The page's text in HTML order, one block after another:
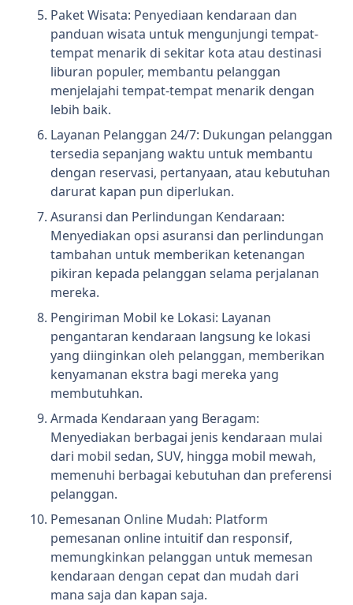
Paket Wisata: Penyediaan kendaraan dan
panduan wisata untuk mengunjungi tempat-
tempat menarik di sekitar kota atau destinasi
liburan populer, membantu pelanggan
menjelajahi tempat-tempat menarik dengan
lebih baik.
Layanan Pelanggan 24/7: Dukungan pelanggan
tersedia sepanjang waktu untuk membantu
dengan reservasi, pertanyaan, atau kebutuhan
darurat kapan pun diperlukan.
Asuransi dan Perlindungan Kendaraan:
Menyediakan opsi asuransi dan perlindungan
tambahan untuk memberikan ketenangan
pikiran kepada pelanggan selama perjalanan
mereka.
Pengiriman Mobil ke Lokasi: Layanan
pengantaran kendaraan langsung ke lokasi
yang diinginkan oleh pelanggan, memberikan
kenyamanan ekstra bagi mereka yang
membutuhkan.
Armada Kendaraan yang Beragam:
Menyediakan berbagai jenis kendaraan mulai
dari mobil sedan, SUV, hingga mobil mewah,
memenuhi berbagai kebutuhan dan preferensi
pelanggan.
Pemesanan Online Mudah: Platform
pemesanan online intuitif dan responsif,
memungkinkan pelanggan untuk memesan
kendaraan dengan cepat dan mudah dari
mana saja dan kapan saja.